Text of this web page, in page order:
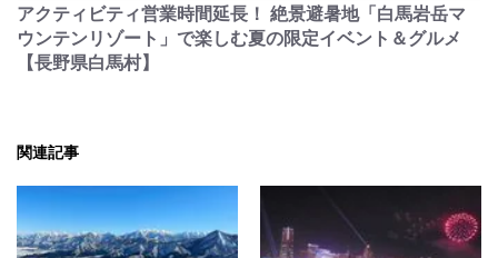
アクティビティ営業時間延長！ 絶景避暑地「白馬岩岳マ
ウンテンリゾート」で楽しむ夏の限定イベント＆グルメ
【長野県白馬村】
関連記事